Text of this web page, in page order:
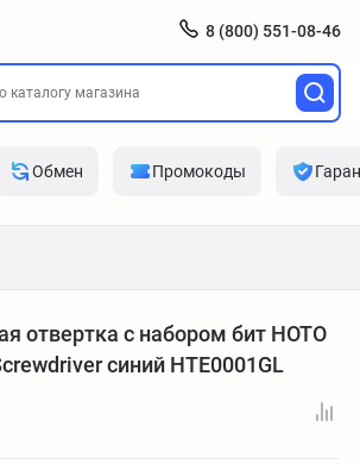
8 (800) 551-08-46
Обмен Промокоды
отвертка с набором бит HOTO
синий HTE0001GL